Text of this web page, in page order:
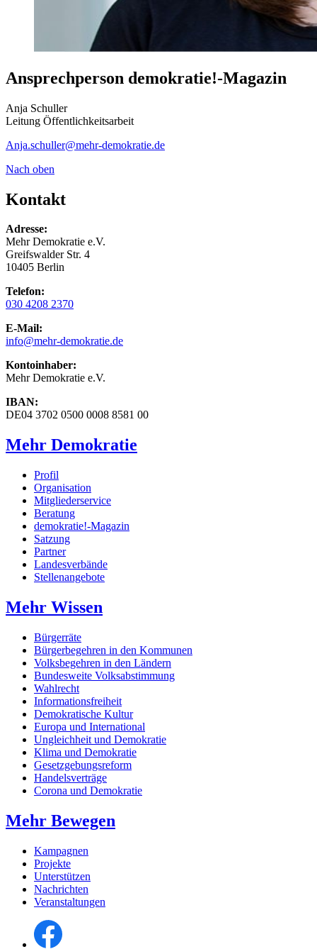
Ansprechperson demokratie!-Magazin
Anja Schuller
Leitung Öffentlichkeitsarbeit
Anja.schuller@mehr-demokratie.de
Nach oben
Kontakt
Adresse:
Mehr Demokratie e.V.
Greifswalder Str. 4
10405 Berlin
Telefon:
030 4208 2370
E-Mail:
info@mehr-demokratie.de
Kontoinhaber:
Mehr Demokratie e.V.
IBAN:
DE04 3702 0500 0008 8581 00
Mehr Demokratie
Profil
Organisation
Mitgliederservice
Beratung
demokratie!-Magazin
Satzung
Partner
Landesverbände
Stellenangebote
Mehr Wissen
Bürgerräte
Bürgerbegehren in den Kommunen
Volksbegehren in den Ländern
Bundesweite Volksabstimmung
Wahlrecht
Informationsfreiheit
Demokratische Kultur
Europa und International
Ungleichheit und Demokratie
Klima und Demokratie
Gesetzgebungsreform
Handelsverträge
Corona und Demokratie
Mehr Bewegen
Kampagnen
Projekte
Unterstützen
Nachrichten
Veranstaltungen